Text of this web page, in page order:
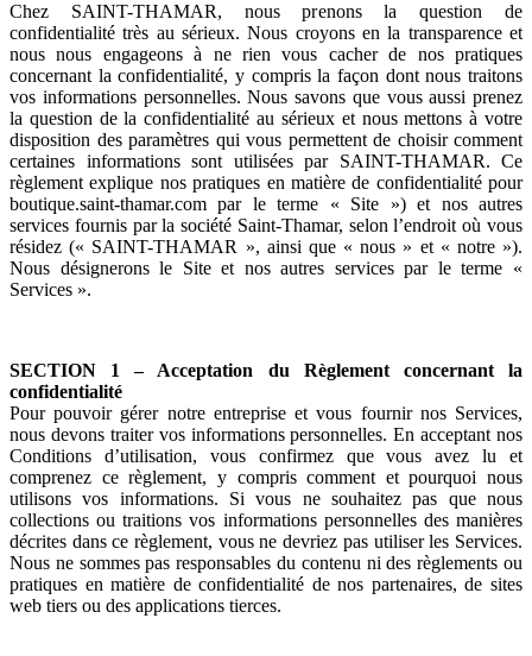
Chez SAINT-THAMAR, nous prenons la question de
confidentialité très au sérieux. Nous croyons en la transparence et
nous nous engageons à ne rien vous cacher de nos pratiques
concernant la confidentialité, y compris la façon dont nous traitons
vos informations personnelles. Nous savons que vous aussi prenez
la question de la confidentialité au sérieux et nous mettons à votre
disposition des paramètres qui vous permettent de choisir comment
certaines informations sont utilisées par SAINT-THAMAR. Ce
règlement explique nos pratiques en matière de confidentialité pour
boutique.saint-thamar.com par le terme « Site ») et nos autres
services fournis par la société Saint-Thamar, selon l’endroit où vous
résidez (« SAINT-THAMAR », ainsi que « nous » et « notre »).
Nous désignerons le Site et nos autres services par le terme «
Services ».
SECTION 1 – Acceptation du Règlement concernant la
confidentialité
Pour pouvoir gérer notre entreprise et vous fournir nos Services,
nous devons traiter vos informations personnelles. En acceptant nos
Conditions d’utilisation, vous confirmez que vous avez lu et
comprenez ce règlement, y compris comment et pourquoi nous
utilisons vos informations. Si vous ne souhaitez pas que nous
collections ou traitions vos informations personnelles des manières
décrites dans ce règlement, vous ne devriez pas utiliser les Services.
Nous ne sommes pas responsables du contenu ni des règlements ou
pratiques en matière de confidentialité de nos partenaires, de sites
web tiers ou des applications tierces.